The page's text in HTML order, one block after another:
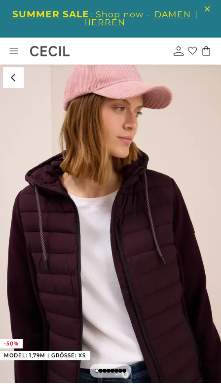
SUMMER SALE : Shop now - DAMEN |
HERREN
-50%
MODEL: 1,79M | GRÖSSE: XS